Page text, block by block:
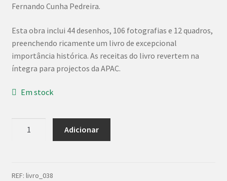
Fernando Cunha Pedreira.
Esta obra inclui 44 desenhos, 106 fotografias e 12 quadros,
preenchendo ricamente um livro de excepcional
importância histórica. As receitas do livro revertem na
íntegra para projectos da APAC.
Em stock
Beira
Adicionar
REF: livro_038